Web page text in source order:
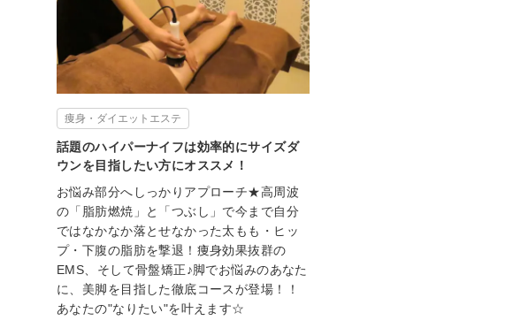
痩身・ダイエットエステ
話題のハイパーナイフは効率的にサイズダ
ウンを目指したい方にオススメ！
お悩み部分へしっかりアプローチ★高周波
の「脂肪燃焼」と「つぶし」で今まで自分
ではなかなか落とせなかった太もも・ヒッ
プ・下腹の脂肪を撃退！痩身効果抜群の
EMS、そして骨盤矯正♪脚でお悩みのあなた
に、美脚を目指した徹底コースが登場！！
あなたの"なりたい"を叶えます☆